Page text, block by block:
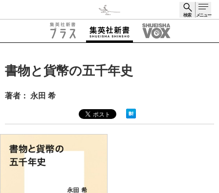
検索 メニュー
書物と貨幣の五千年史
著者： 永田 希